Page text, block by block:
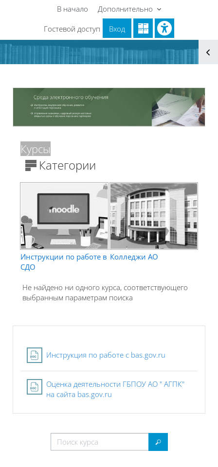
Перейти к основному содержанию
В начало Дополнительно
Гостевой доступ Вход
Блоки
Курсы
Категории
Инструкции по работе в
СДО
Колледжи АО
Не найдено ни одного курса, соответствующего
выбранным параметрам поиска
Инструкция по работе с bas.gov.ru
Оценка деятельности ГБПОУ АО " АГПК"
на сайта bas.gov.ru
Поиск курса
Поиск курса